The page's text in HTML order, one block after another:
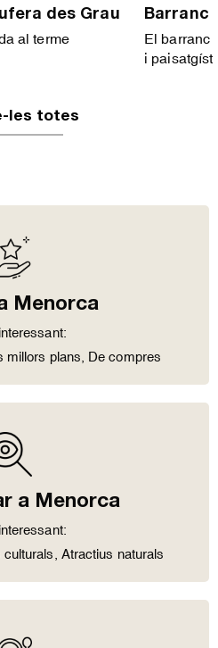
des Grau
al terme
Barranc
El barranc
i
les totes
Menorca
millors plans De compres
a Menorca
culturals Atractius naturals